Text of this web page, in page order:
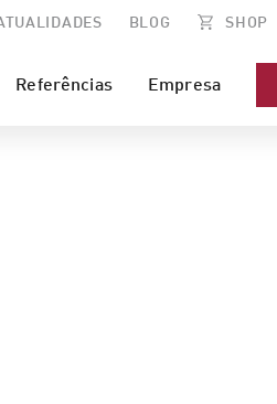
BLOG SHOP
Referências Empresa